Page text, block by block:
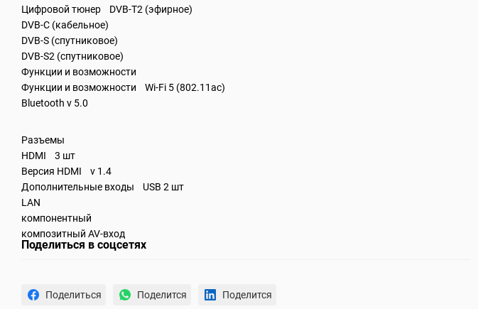
Цифровой тюнер DVB-T2 (эфирное)
DVB-C (кабельное)
DVB-S (спутниковое)
DVB-S2 (спутниковое)
Функции и возможности
Функции и возможности Wi-Fi 5 (802.11ac)
Bluetooth v 5.0
Разъемы
HDMI 3 шт
Версия HDMI v 1.4
Дополнительные входы USB 2 шт
LAN
компонентный
композитный AV-вход
Поделиться в соцсетях
Поделиться Поделится Поделится